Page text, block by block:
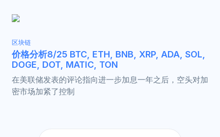
区块链
价格分析8/25 BTC, ETH, BNB, XRP, ADA, SOL,
DOGE, DOT, MATIC, TON
在美联储发表的评论指向进一步加息一年之后，空头对加
密市场加紧了控制